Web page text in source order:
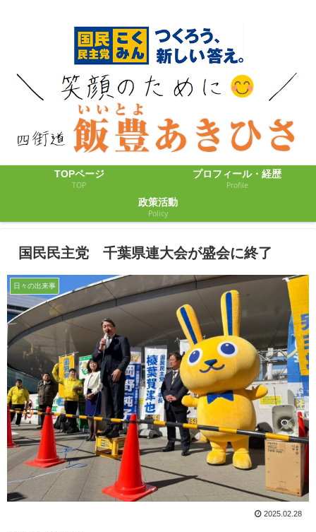
TOPページ
TOP
プロフィール・経歴
Profile
政策活動
Policy
国民民主党 千葉県連大会が盛会に終了
日々の出来事
2025.02.28